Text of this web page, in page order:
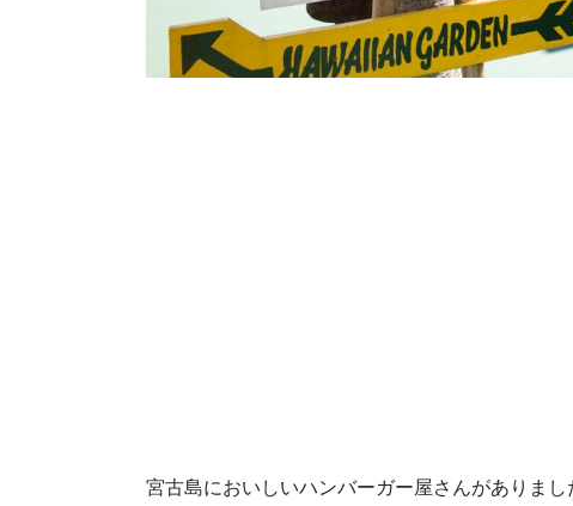
宮古島においしいハンバーガー屋さんがありまし